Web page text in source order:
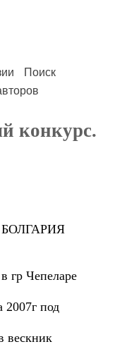
Поиск
конкурс.
гр Чепеларе
2007г под
вескник